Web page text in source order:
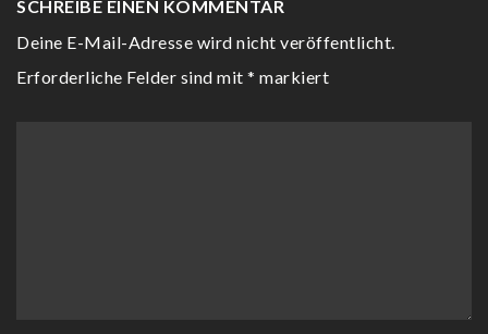
SCHREIBE EINEN KOMMENTAR
Deine E-Mail-Adresse wird nicht veröffentlicht.
Erforderliche Felder sind mit * markiert